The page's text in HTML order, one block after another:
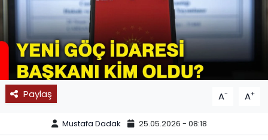
Paylaş A- A+
Mustafa Dadak 25.05.2026 - 08:18
11:11 MANŞET